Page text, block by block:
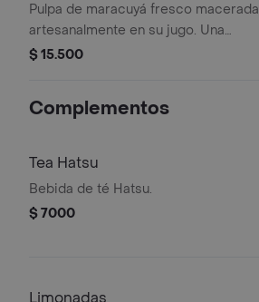
Pulpa de maracuyá fresco macerada
artesanalmente en su jugo. Una
explosión de cítricos servida con
$ 15.500
Complementos
Tea Hatsu
Bebida de té Hatsu.
$ 7000
Limonadas